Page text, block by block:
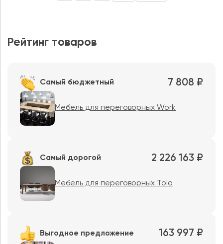
Рейтинг товаров
Самый бюджетный 7 808 ₽
Мебель для переговорных Work
Самый дорогой 2 226 163 ₽
Мебель для переговорных Tola
Выгодное предложение 163 997 ₽